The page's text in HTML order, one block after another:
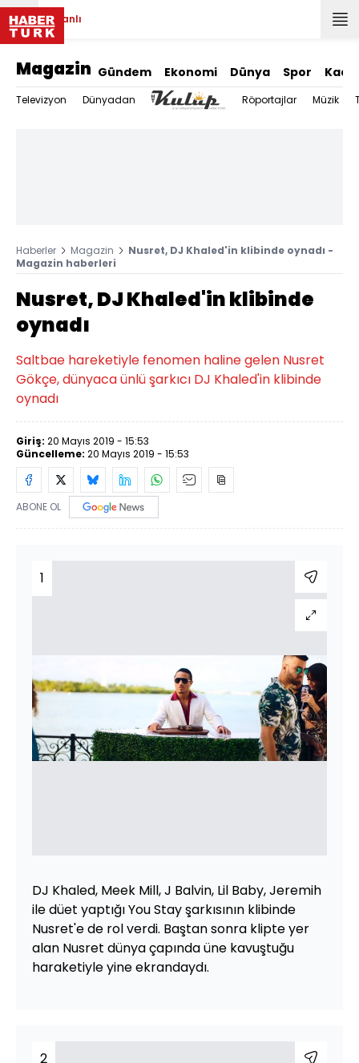
Canlı
Magazin Gündem Ekonomi Dünya Spor
Televizyon Dünyadan Röportajlar Müzik
Haberler Magazin
Nusret, DJ Khaled'in klibinde oynadı -
Magazin haberleri
Nusret, DJ Khaled'in klibinde
oynadı
Saltbae hareketiyle fenomen haline gelen Nusret
Gökçe, dünyaca ünlü şarkıcı DJ Khaled'in klibinde
oynadı
Giriş: 20 Mayıs 2019 - 15:53
Güncelleme: 20 Mayıs 2019 - 15:53
ABONE OL
1
DJ Khaled, Meek Mill, J Balvin, Lil Baby, Jeremih
ile düet yaptığı You Stay şarkısının klibinde
Nusret'e de rol verdi. Baştan sonra klipte yer
alan Nusret dünya çapında üne kavuştuğu
haraketiyle yine ekrandaydı.
2